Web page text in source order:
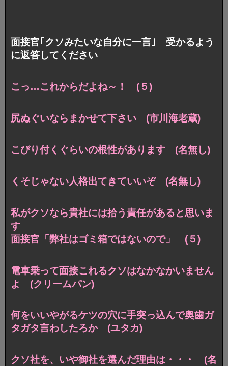
面接官｢クソみたいな自分に一言｣ 受かるよう
に返答してください
こっ…これからだよね～！ (５)
尻ぬぐいならまかせて下さい (市川海老蔵)
こびり付くぐらいの根性があります (名無し)
くそじゃない人格出てきていいぞ (名無し)
私がクソなら貴社には拾う責任があると思いま
す
面接官「弊社はゴミ箱ではないので」 (５)
電車乗って面接これるクソはなかなかいません
よ (クリームパン)
何をいいやがるケツの穴に手突っ込んで奥歯ガ
タガタ言わしたろか (ユタカ)
クソ社を、いや御社を選んだ理由は・・・ (名